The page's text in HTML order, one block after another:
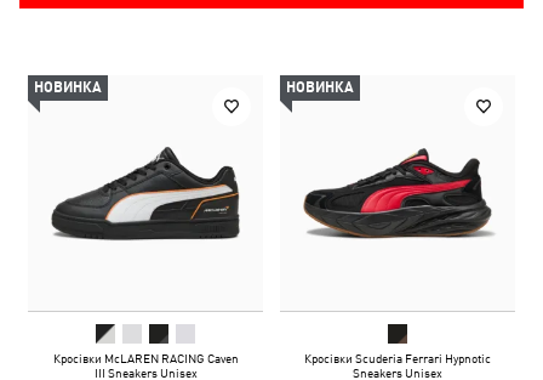
НОВИНКА
Кросівки McLAREN RACING Caven
III Sneakers Unisex
НОВИНКА
Кросівки Scuderia Ferrari Hypnotic
Sneakers Unisex